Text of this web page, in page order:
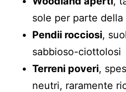
sole per parte della
Pendii rocciosi,
sabbioso-ciottolosi
Terreni poveri,
neutri, raramente